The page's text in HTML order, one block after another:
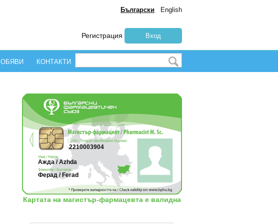
Български English
Регистрация Вход
ОБЯВИ КОНТАКТИ
2210003904
Ажда / Azhda
Ферад / Ferad
Картата на магистър-фармацевта е валидна